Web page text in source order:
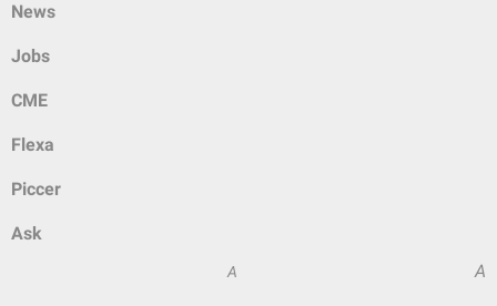
News
Jobs
CME
Flexa
Piccer
Ask
A A